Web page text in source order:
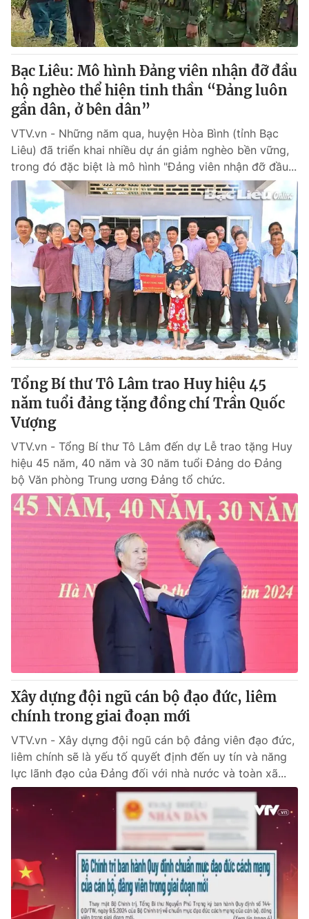
Bạc Liêu: Mô hình Đảng viên nhận đỡ đầu
hộ nghèo thể hiện tinh thần “Đảng luôn
gần dân, ở bên dân”
VTV.vn - Những năm qua, huyện Hòa Bình (tỉnh Bạc
Liêu) đã triển khai nhiều dự án giảm nghèo bền vững,
trong đó đặc biệt là mô hình "Đảng viên nhận đỡ đầu...
Tổng Bí thư Tô Lâm trao Huy hiệu 45
năm tuổi đảng tặng đồng chí Trần Quốc
Vượng
VTV.vn - Tổng Bí thư Tô Lâm đến dự Lễ trao tặng Huy
hiệu 45 năm, 40 năm và 30 năm tuổi Đảng do Đảng
bộ Văn phòng Trung ương Đảng tổ chức.
Xây dựng đội ngũ cán bộ đạo đức, liêm
chính trong giai đoạn mới
VTV.vn - Xây dựng đội ngũ cán bộ đảng viên đạo đức,
liêm chính sẽ là yếu tố quyết định đến uy tín và năng
lực lãnh đạo của Đảng đối với nhà nước và toàn xã...